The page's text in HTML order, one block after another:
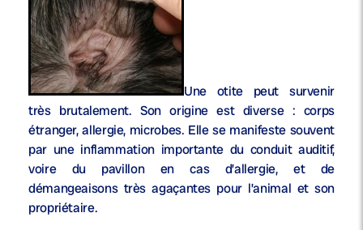
Une otite peut survenir
très brutalement. Son origine est diverse : corps
étranger, allergie, microbes. Elle se manifeste souvent
par une inflammation importante du conduit auditif,
voire du pavillon en cas d’allergie, et de
démangeaisons très agaçantes pour l’animal et son
propriétaire.